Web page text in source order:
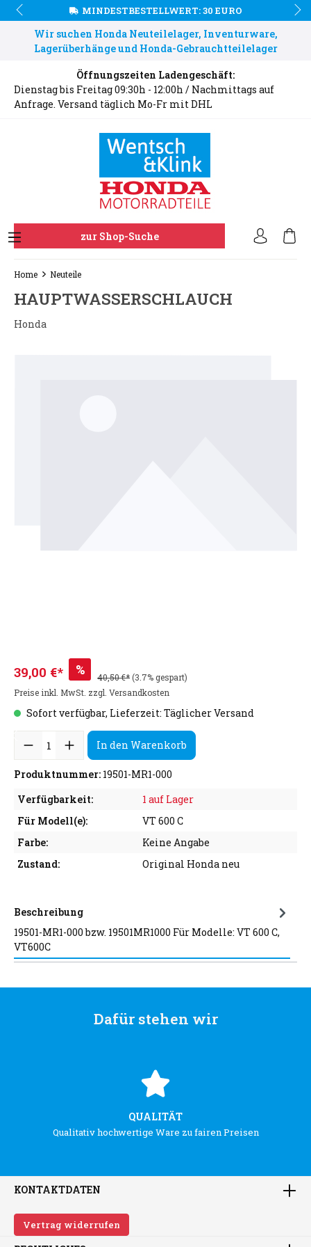
MINDESTBESTELLWERT: 30 EURO
Wir suchen Honda Neuteilelager, Inventurware,
Lagerüberhänge und Honda-Gebrauchtteilelager
Öffnungszeiten Ladengeschäft:
Dienstag bis Freitag 09:30h - 12:00h / Nachmittags auf
Anfrage. Versand täglich Mo-Fr mit DHL
zur Shop-Suche
Home Neuteile
HAUPTWASSERSCHLAUCH
Honda
39,00 €* % 40,50 €*(3.7% gespart)
Preise inkl. MwSt. zzgl. Versandkosten
Sofort verfügbar, Lieferzeit: Täglicher Versand
In den Warenkorb
Produktnummer: 19501-MR1-000
Verfügbarkeit:
1 auf Lager
Für Modell(e):
VT 600 C
Farbe:
Keine Angabe
Zustand:
Original Honda neu
Beschreibung
19501-MR1-000 bzw. 19501MR1000 Für Modelle: VT 600 C,
VT600C
Dafür stehen wir
QUALITÄT
Qualitativ hochwertige Ware zu fairen Preisen
KONTAKTDATEN
Vertrag widerrufen